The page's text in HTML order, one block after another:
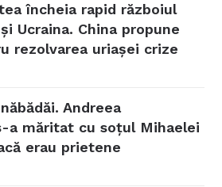
încheia rapid războiul
Ucraina. China propune
rezolvarea uriașei crize
Andreea
a măritat cu soțul Mihaelei
erau prietene